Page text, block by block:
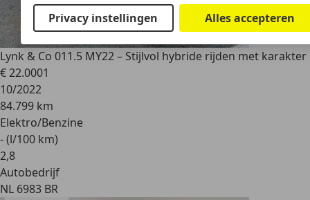
Privacy instellingen Alles accepteren
Lynk & Co 011.5 MY22 – Stijlvol hybride rijden met karakter
€ 22.0001
10/2022
84.799 km
Elektro/Benzine
- (l/100 km)
2,8
Autobedrijf
NL 6983 BR